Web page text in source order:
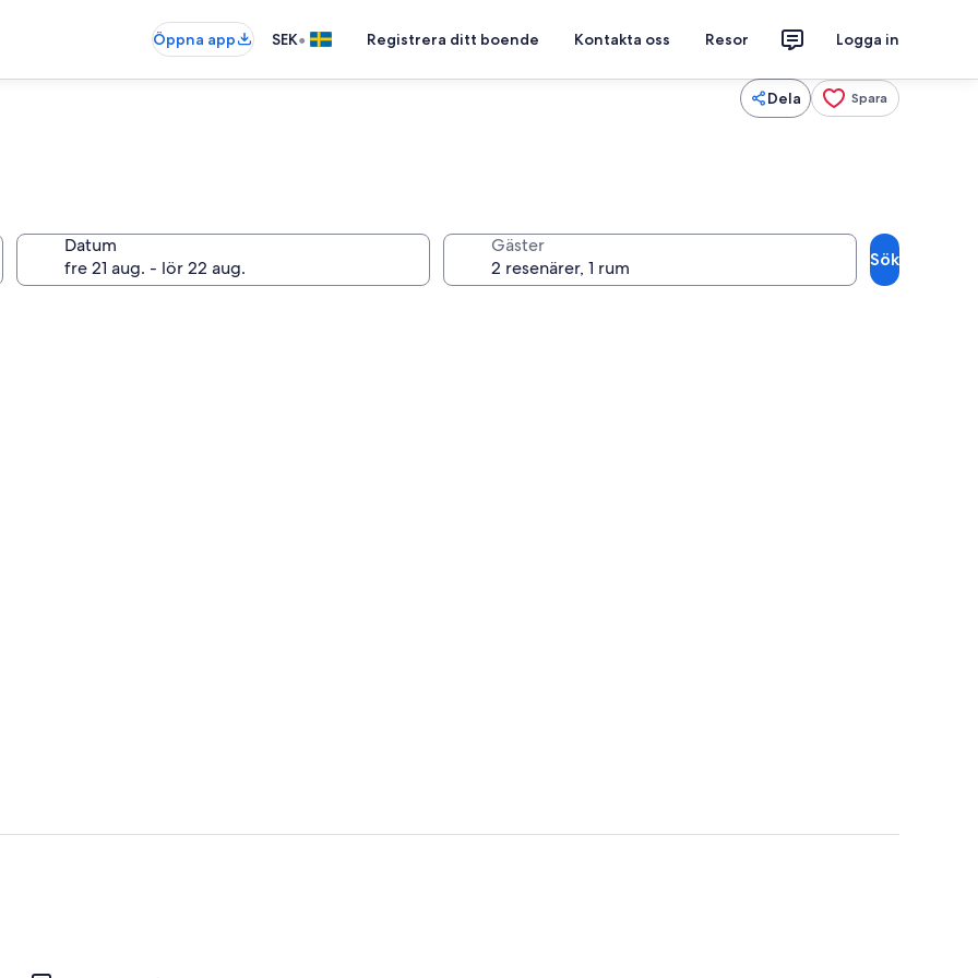
Öppna app SEK• Registrera ditt boende Kontakta oss Resor Logga in
Dela Spara
Datum Gäster
Sök